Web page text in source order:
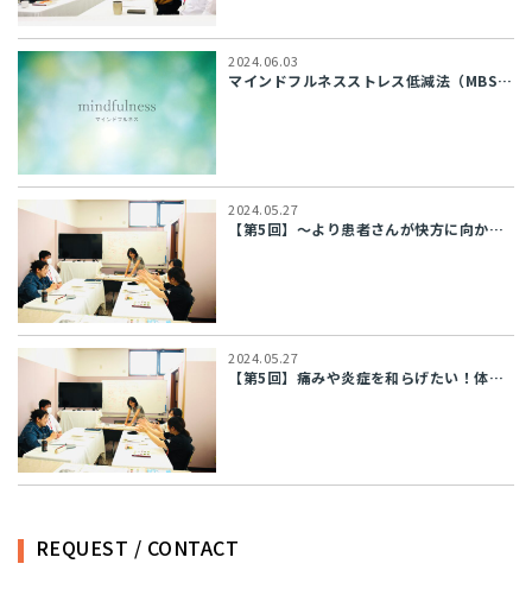
2024.06.03
マインドフルネスストレス低減法（MBSR）24年7月1日開講ご案内 【主催】現...
2024.05.27
【第5回】～より患者さんが快方に向かうためのケアとして～ みゆきカレッ...
2024.05.27
【第5回】痛みや炎症を和らげたい！体質改善にも活用できるケモタイプ精油
REQUEST / CONTACT